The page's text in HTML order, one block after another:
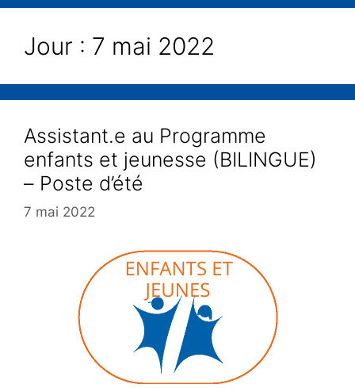
Jour : 7 mai 2022
Assistant.e au Programme
enfants et jeunesse (BILINGUE)
– Poste d’été
7 mai 2022